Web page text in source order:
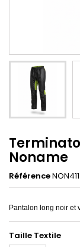
Noname
Référence
Pantalon long noir et
Taille Textile